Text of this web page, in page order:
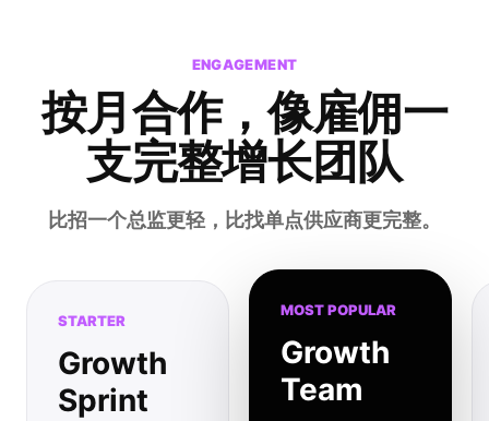
ENGAGEMENT
按月合作，像雇佣一
支完整增长团队
比招一个总监更轻，比找单点供应商更完整。
STARTER
Growth
Sprint
MOST POPULAR
Growth
Team